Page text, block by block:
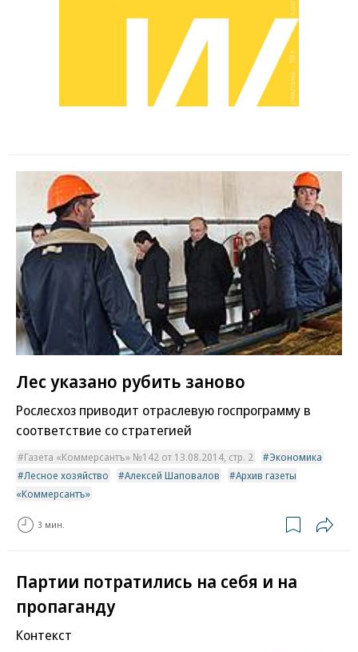
Лес указано рубить заново
Рослесхоз приводит отраслевую госпрограмму в
соответствие со стратегией
Газета «Коммерсантъ» №142 от 13.08.2014, стр. 2
Экономика
Лесное хозяйство
Алексей Шаповалов
Архив газеты
«Коммерсантъ»
3 мин.
Партии потратились на себя и на
пропаганду
Контекст